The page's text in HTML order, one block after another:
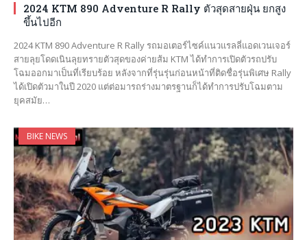
2024 KTM 890 Adventure R Rally ตัวสุดสายฝุ่น ยกสูง
ขึ้นไปอีก
2024 KTM 890 Adventure R Rally รถมอเตอร์ไซค์แนวแรลลี่แอดเวนเจอร์
สายลุยโดดเนินลุยทรายตัวสุดของค่ายส้ม KTM ได้ทำการเปิดตัวรถปรับ
โฉมออกมาเป็นที่เรียบร้อย หลังจากที่รุ่นรุ่นก่อนหน้าที่ติดชื่อรุ่นพิเศษ Rally
ได้เปิดตัวมาในปี 2020 แต่ต่อมารถร่างมาตรฐานก็ได้ทำการปรับโฉมตาม
ยุคสมัย…
BIKE NEWS